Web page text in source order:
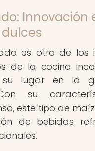
Innovación
es otro de los
de la cocina
su lugar en la
su
este tipo de maíz
de bebidas